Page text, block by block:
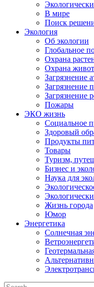
В мире
Поиск
Экология
Об экологии
Глобальное
Охрана
Охрана
Загрязнение
Загрязнение
Загрязнение
Пожары
ЭКО жизнь
Социальное
Здоровый
Продукты
Товары
Туризм,
Бизнес и
Наука для
Жизнь города
Юмор
Энергетика
Солнечная